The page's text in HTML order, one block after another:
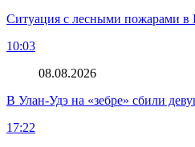
Ситуация с лесными пожарами в
10:03
08.08.2026
В Улан-Удэ на «зебре» сбили
17:22